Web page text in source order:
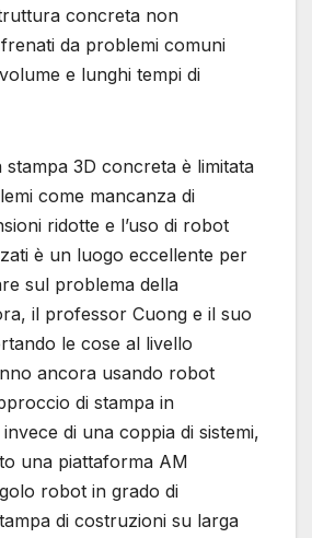
concreta non
da problemi comuni
e lunghi tempi di
stampa 3D concreta è limitata
come mancanza di
ridotte e l’uso di robot
è un luogo eccellente per
sul problema della
il professor Cuong e il suo
le cose al livello
ancora usando robot
di stampa in
di una coppia di sistemi,
una piattaforma AM
robot in grado di
di costruzioni su larga